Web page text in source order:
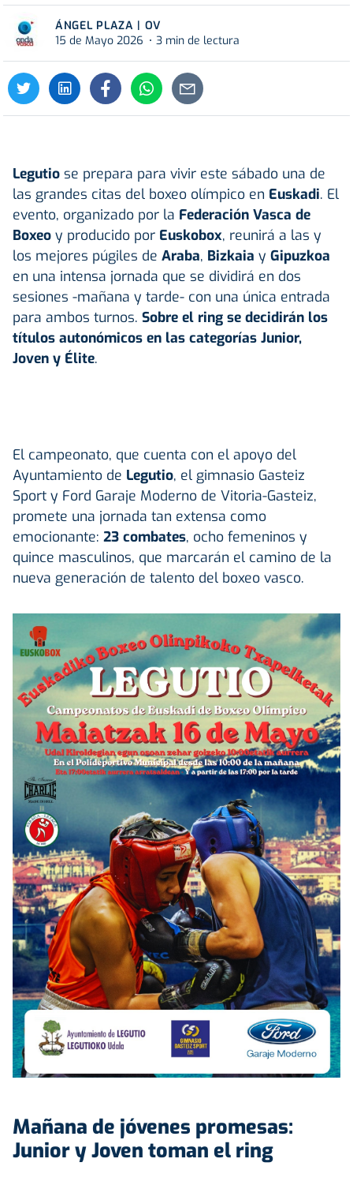
ÁNGEL PLAZA | OV
15 de Mayo 2026
3 min de lectura
Legutio se prepara para vivir este sábado una de
las grandes citas del boxeo olímpico en Euskadi. El
evento, organizado por la Federación Vasca de
Boxeo y producido por Euskobox, reunirá a las y
los mejores púgiles de Araba, Bizkaia y Gipuzkoa
en una intensa jornada que se dividirá en dos
sesiones -mañana y tarde- con una única entrada
para ambos turnos. Sobre el ring se decidirán los
títulos autonómicos en las categorías Junior,
Joven y Élite.
El campeonato, que cuenta con el apoyo del
Ayuntamiento de Legutio, el gimnasio Gasteiz
Sport y Ford Garaje Moderno de Vitoria-Gasteiz,
promete una jornada tan extensa como
emocionante: 23 combates, ocho femeninos y
quince masculinos, que marcarán el camino de la
nueva generación de talento del boxeo vasco.
Mañana de jóvenes promesas:
Junior y Joven toman el ring